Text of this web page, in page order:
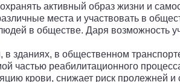
активный образ жизни и
места и участвовать в
в обществе. Даря возможность
в общественном
частью реабилитационного
крови, снижает риск пролежней